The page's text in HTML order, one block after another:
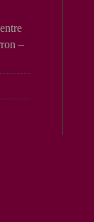
–